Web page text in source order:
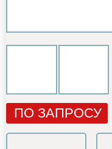
ПО ЗАПРОСУ